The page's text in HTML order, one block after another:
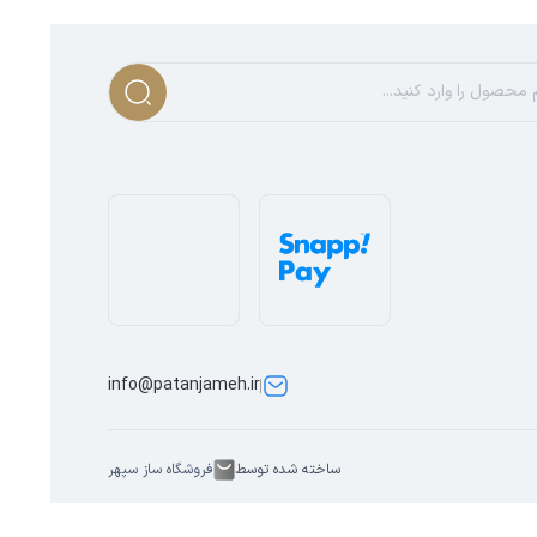
موقعیت‌هاست. فرقی ندارد به دنبال یک انتخاب رسمی
بود.
info@patanjameh.ir
ساخته شده توسط فروشگاه ساز سپهر